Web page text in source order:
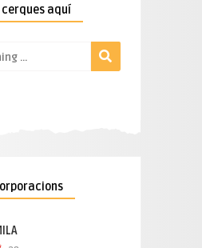
aquí